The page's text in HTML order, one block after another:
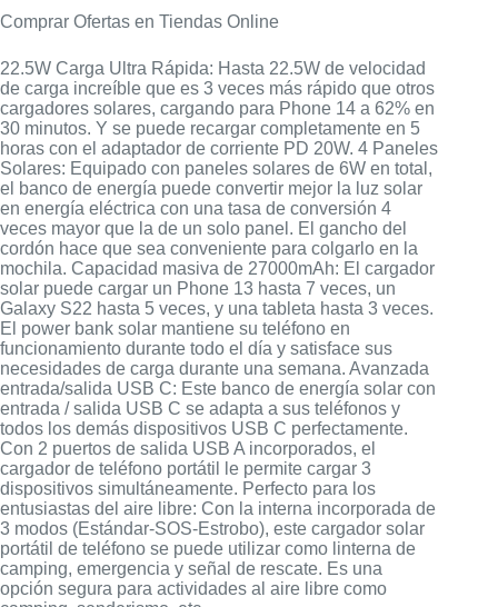
Comprar Ofertas en Tiendas Online
22.5W Carga Ultra Rápida: Hasta 22.5W de velocidad
de carga increíble que es 3 veces más rápido que otros
cargadores solares, cargando para Phone 14 a 62% en
30 minutos. Y se puede recargar completamente en 5
horas con el adaptador de corriente PD 20W. 4 Paneles
Solares: Equipado con paneles solares de 6W en total,
el banco de energía puede convertir mejor la luz solar
en energía eléctrica con una tasa de conversión 4
veces mayor que la de un solo panel. El gancho del
cordón hace que sea conveniente para colgarlo en la
mochila. Capacidad masiva de 27000mAh: El cargador
solar puede cargar un Phone 13 hasta 7 veces, un
Galaxy S22 hasta 5 veces, y una tableta hasta 3 veces.
El power bank solar mantiene su teléfono en
funcionamiento durante todo el día y satisface sus
necesidades de carga durante una semana. Avanzada
entrada/salida USB C: Este banco de energía solar con
entrada / salida USB C se adapta a sus teléfonos y
todos los demás dispositivos USB C perfectamente.
Con 2 puertos de salida USB A incorporados, el
cargador de teléfono portátil le permite cargar 3
dispositivos simultáneamente. Perfecto para los
entusiastas del aire libre: Con la interna incorporada de
3 modos (Estándar-SOS-Estrobo), este cargador solar
portátil de teléfono se puede utilizar como linterna de
camping, emergencia y señal de rescate. Es una
opción segura para actividades al aire libre como